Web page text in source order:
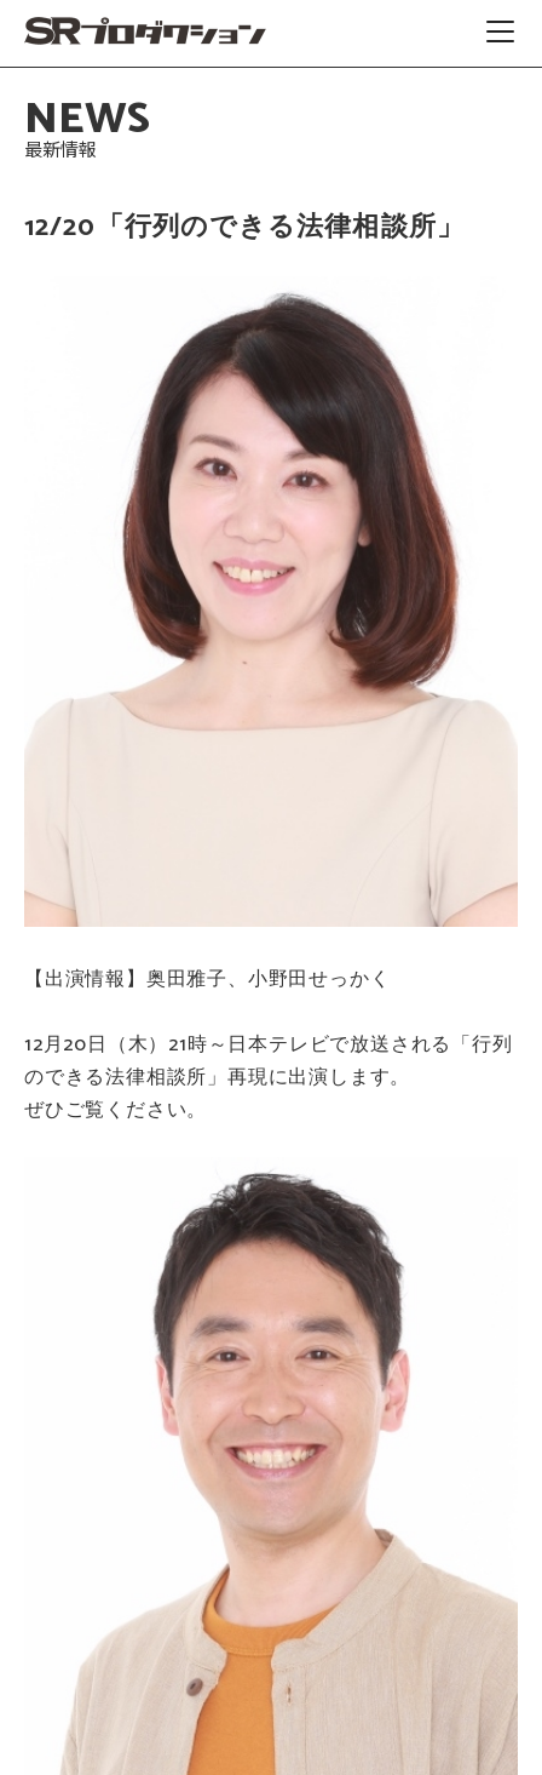
NEWS
最新情報
12/20「行列のできる法律相談所」
【出演情報】奥田雅子、小野田せっかく
12月20日（木）21時～日本テレビで放送される「行列
のできる法律相談所」再現に出演します。
ぜひご覧ください。